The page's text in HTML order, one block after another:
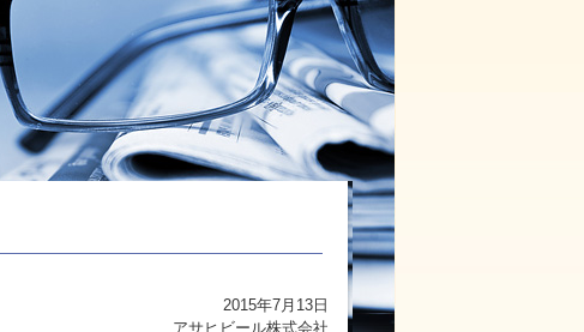
2015年7月13日
アサヒビール株式会社